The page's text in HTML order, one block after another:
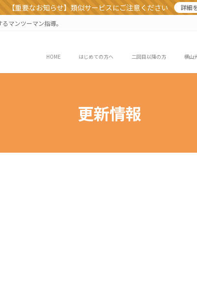
【重要なお知らせ】類似サービスにご注意ください
詳細
マンツーマン指導。
HOME はじめての方へ 二回目以降の方 横山
更新情報